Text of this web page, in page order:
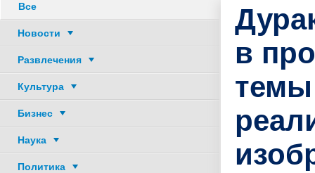
Все
Новости
Развлечения
Культура
Бизнес
Наука
Политика
в